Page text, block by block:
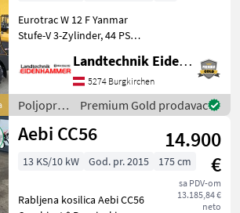
Eurotrac W 12 F Yanmar
Stufe-V 3-Zylinder, 44 PS
Eigengewicht 2620 kg
Hubhöhe 290 cm Bauhöhe
233 cm Radladerbreite 150
cm Joystick-Steue
Landtechnik Eidenhammer GmbH
5274 Burgkirchen
Poljoprivredni
motorni
strojevi /
Premium Gold prodavac
Aebi CC56
14.900
€
sa PDV-om
13.185,84 €
neto
13 KS/10 kW God. pr. 2015 175 cm
Rabljena kosilica Aebi CC56